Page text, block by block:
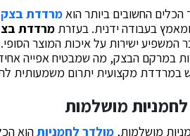
החשובים ביותר הואמרדדת בצק
בעבודה ידנית. בעזרת מרדדת
ישירות על איכות המוצר
הבצק, מה שמבטיח אפייה
במרדדת מקצועית יתרום משמעותית
מושלמות
מושלמות, מולדר לחמניותהוא